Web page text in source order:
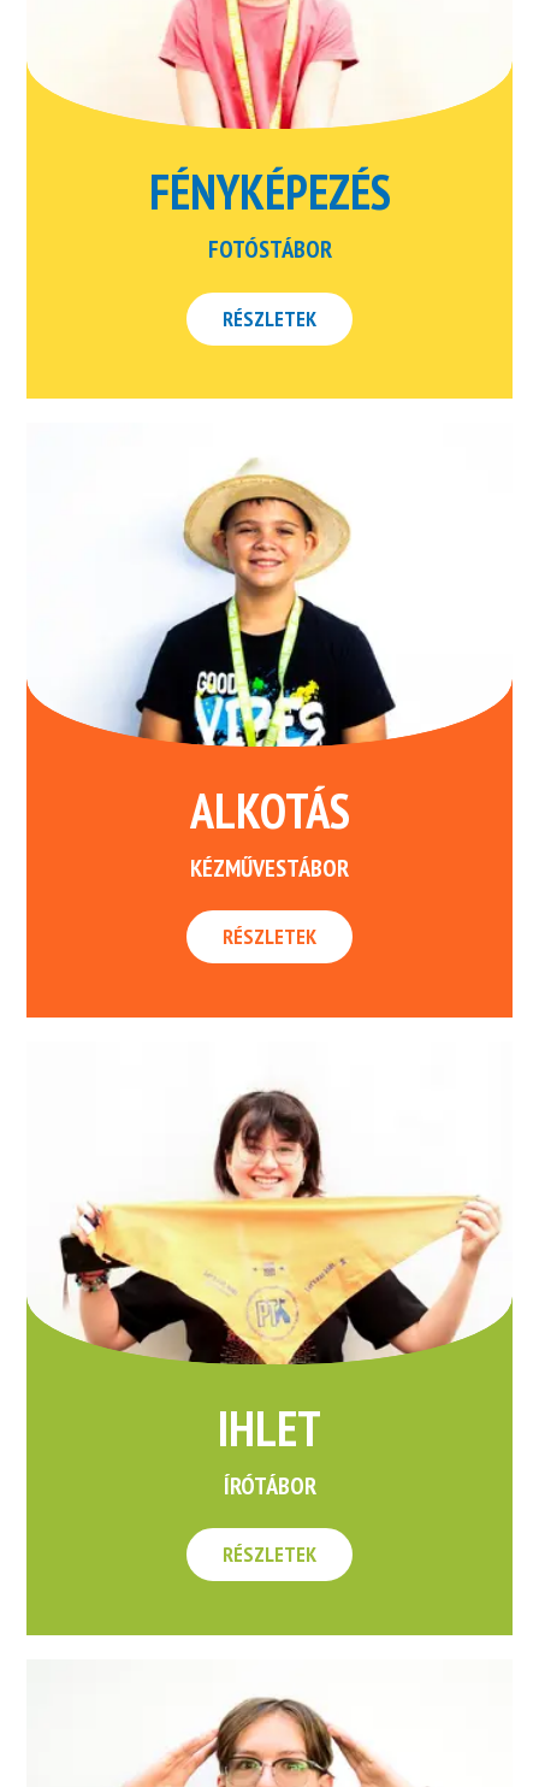
FÉNYKÉPEZÉS
FOTÓSTÁBOR
RÉSZLETEK
ALKOTÁS
KÉZMŰVESTÁBOR
RÉSZLETEK
IHLET
ÍRÓTÁBOR
RÉSZLETEK